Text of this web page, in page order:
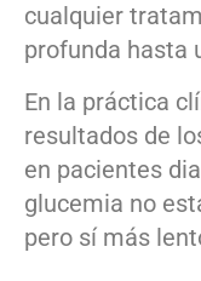
cualquier
profunda hasta
En la práctica
resultados de
en pacientes
glucemia no
pero sí más